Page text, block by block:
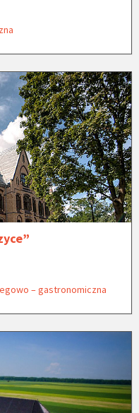
– gastronomiczna